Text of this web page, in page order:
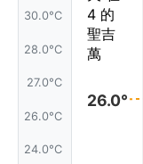
30.0°C
28.0°C
27.0°C
26.0°C
24.0°C
26.0°